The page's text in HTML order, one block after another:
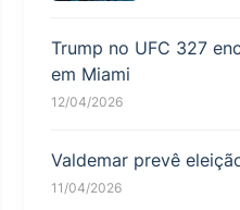
Trump no UFC 327
em Miami
12/04/2026
Valdemar prevê
11/04/2026